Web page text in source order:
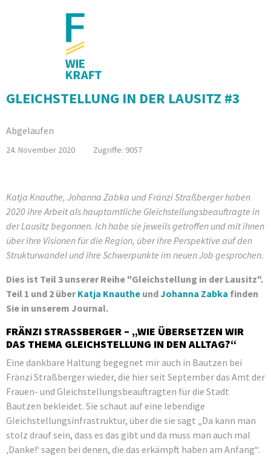
GLEICHSTELLUNG IN DER LAUSITZ #3
Abgelaufen
24. November 2020 Zugriffe: 9057
Katja Knauthe, Johanna Zabka und Fränzi Straßberger haben
2020 ihre Arbeit als hauptamtliche Gleichstellungsbeauftragte in
der Lausitz begonnen. Ich habe sie jeweils getroffen und mit ihnen
über ihre Visionen für die Region, über ihre Perspektive auf den
Strukturwandel und ihre Schwerpunkte im neuen Job gesprochen.
Dies ist Teil 3 unserer Reihe "Gleichstellung in der Lausitz".
Teil 1 und 2 überKatja Knauthe undJohanna Zabka finden
Sie in unserem Journal.
FRÄNZI STRASSBERGER – „WIE ÜBERSETZEN WIR D
AS THEMA GLEICHSTELLUNG IN DEN ALLTAG?“
Eine dankbare Haltung begegnet mir auch in Bautzen bei
Fränzi Straßberger wieder, die hier seit September das Amt der
Frauen- und Gleichstellungsbeauftragten für die Stadt
Bautzen bekleidet. Sie schaut auf eine lebendige
Gleichstellungsinfrastruktur, über die sie sagt „Da kann man
stolz drauf sein, dass es das gibt und da muss man auch mal
‚Danke!‘ sagen bei denen, die das erkämpft haben am Anfang“.